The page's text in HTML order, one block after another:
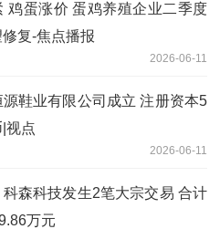
鸡蛋涨价 蛋鸡养殖企业二季度
复-焦点播报
2026-06-11
鞋业有限公司成立 注册资本5
视点
2026-06-11
森科技发生2笔大宗交易 合计
万元